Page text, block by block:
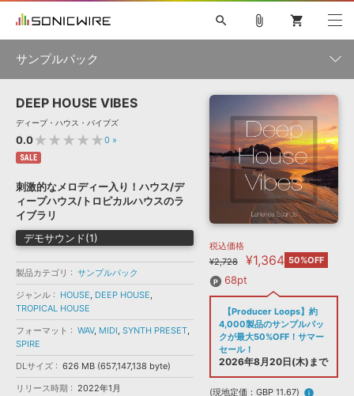
ソフト音源 »
プラグイン・エフェクト »
サンプルパック »
ソフトウェア／ツール »
DAW »
効果音 »
特集 »
ニュースレター »
SONICWIREブログ »
製品サポート情報 »
DTMガイド »
FAQ »
お問い合わせ »
音楽カード
楽曲配信流通サービス
無償のサウンド管理ソフト
search
初音ミク NT 鏡音リン・レン V4X
MEIKO V3
KAITO V3
VOCALOID TOONTRACK
SPITFIRE AUDIO
VIENNA
EZ DRUMMER 3
ライセンスフリーBGM
ボーカル抜き出し
DUBSTEP
ELECTRONICA
EDM TRANCE
ROUTER.FM
SONOCA
ソフト音源 プラグイン・エフェクト
ソフトウェア／ツール 効果音
attach_file shopping_cart
サンプルパック
製品一覧
メーカー
フォーマット
ランキング
DEEP HOUSE VIBES
ディープ・ハウス・バイブズ
0.0★★★★★0 »
SALE
刺激的なメロディー入り！ハウス/デ
ィープハウス/トロピカルハウスのラ
イブラリ
デモサウンド(1)
製品カテゴリ
サンプルパック
ジャンル
HOUSE, DEEP HOUSE,
TROPICAL HOUSE
フォーマット
WAV, MIDI, SYNTH PRESET,
SPIRE
DLサイズ
626 MB (657,147,138 byte)
リリース時期
2022年1月
税込価格
¥2,728
¥1,364 50%OFF
68pt
【Producer Loops】約
4,000製品のサンプルパッ
クが最大50%OFF！サマー
セール！
2026年8月20日(木)まで
(現地定価：GBP 11.67) info